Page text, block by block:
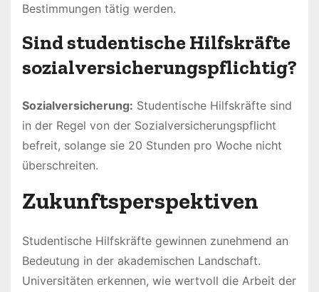
Bestimmungen tätig werden.
Sind studentische Hilfskräfte
sozialversicherungspflichtig?
Sozialversicherung: Studentische Hilfskräfte sind
in der Regel von der Sozialversicherungspflicht
befreit, solange sie 20 Stunden pro Woche nicht
überschreiten.
Zukunftsperspektiven
Studentische Hilfskräfte gewinnen zunehmend an
Bedeutung in der akademischen Landschaft.
Universitäten erkennen, wie wertvoll die Arbeit der